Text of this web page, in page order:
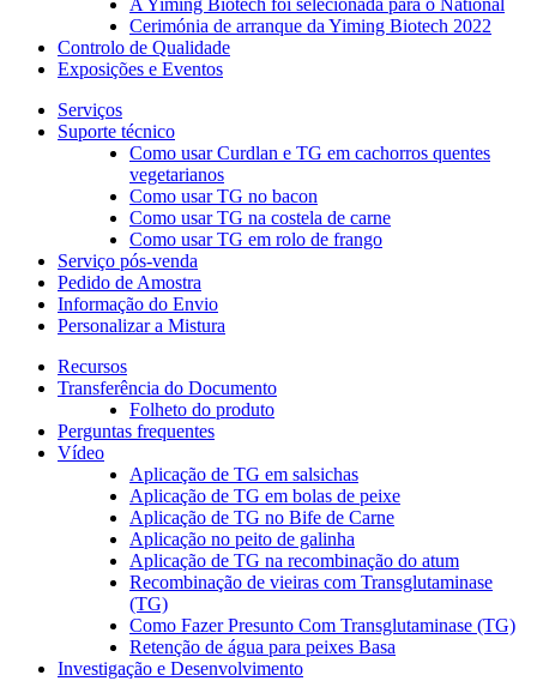
A Yiming Biotech foi selecionada para o National
Cerimónia de arranque da Yiming Biotech 2022
Controlo de Qualidade
Exposições e Eventos
Serviços
Suporte técnico
Como usar Curdlan e TG em cachorros quentes
vegetarianos
Como usar TG no bacon
Como usar TG na costela de carne
Como usar TG em rolo de frango
Serviço pós-venda
Pedido de Amostra
Informação do Envio
Personalizar a Mistura
Recursos
Transferência do Documento
Folheto do produto
Perguntas frequentes
Vídeo
Aplicação de TG em salsichas
Aplicação de TG em bolas de peixe
Aplicação de TG no Bife de Carne
Aplicação no peito de galinha
Aplicação de TG na recombinação do atum
Recombinação de vieiras com Transglutaminase
(TG)
Como Fazer Presunto Com Transglutaminase (TG)
Retenção de água para peixes Basa
Investigação e Desenvolvimento